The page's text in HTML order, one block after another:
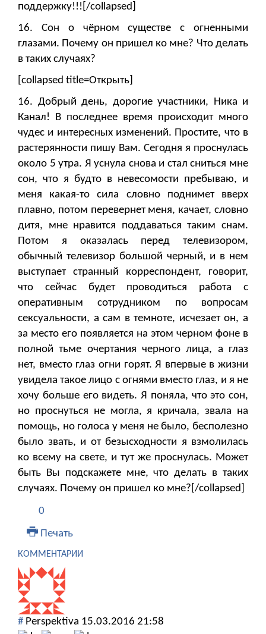
поддержку!!![/collapsed]
16. Сон о чёрном существе с огненными
глазами. Почему он пришел ко мне? Что делать
в таких случаях?
[collapsed title=Открыть]
16. Добрый день, дорогие участники, Ника и
Канал! В последнее время происходит много
чудес и интересных изменений. Простите, что в
растерянности пишу Вам. Сегодня я проснулась
около 5 утра. Я уснула снова и стал сниться мне
сон, что я будто в невесомости пребываю, и
меня какая-то сила словно поднимет вверх
плавно, потом перевернет меня, качает, словно
дитя, мне нравится поддаваться таким снам.
Потом я оказалась перед телевизором,
обычный телевизор большой черный, и в нем
выступает странный корреспондент, говорит,
что сейчас будет проводиться работа с
оперативным сотрудником по вопросам
сексуальности, а сам в темноте, исчезает он, а
за место его появляется на этом черном фоне в
полной тьме очертания черного лица, а глаз
нет, вместо глаз огни горят. Я впервые в жизни
увидела такое лицо с огнями вместо глаз, и я не
хочу больше его видеть. Я поняла, что это сон,
но проснуться не могла, я кричала, звала на
помощь, но голоса у меня не было, бесполезно
было звать, и от безысходности я взмолилась
ко всему на свете, и тут же проснулась. Может
быть Вы подскажете мне, что делать в таких
случаях. Почему он пришел ко мне?[/collapsed]
0
Печать
КОММЕНТАРИИ
# Perspektiva 15.03.2016 21:58